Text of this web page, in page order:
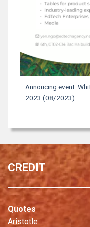
Annoucing event:
2023 (08/2023)
CREDIT
Quotes
Aristotle